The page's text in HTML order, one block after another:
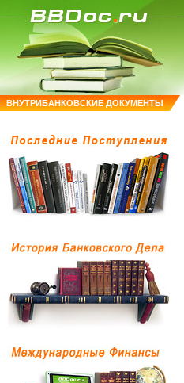
ВНУТРИБАНКОВСКИЕ ДОКУМЕНТЫ